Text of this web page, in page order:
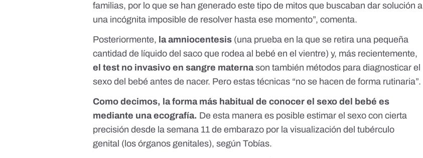
familias, por lo que se han generado este tipo de mitos que buscaban dar solución a
una incógnita imposible de resolver hasta ese momento”, comenta.
Posteriormente, laamniocentesis (una prueba en la que se retira una pequeña
cantidad de líquido del saco que rodea al bebé en el vientre) y, más recientemente,
el test no invasivo en sangre maternason también métodos para diagnosticar el
sexo del bebé antes de nacer. Pero estas técnicas “no se hacen de forma rutinaria”.
Como decimos, la forma más habitual de conocer el sexo del bebé es
mediante una ecografía. De esta manera es posible estimar el sexo con cierta
precisión desde la semana 11 de embarazo por la visualización del tubérculo
genital (los órganos genitales), según Tobías.